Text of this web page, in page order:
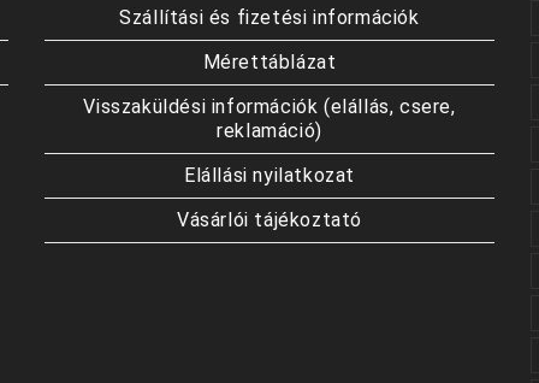
Szállítási és fizetési információk
Mérettáblázat
Visszaküldési információk (elállás, csere,
reklamáció)
Elállási nyilatkozat
Vásárlói tájékoztató